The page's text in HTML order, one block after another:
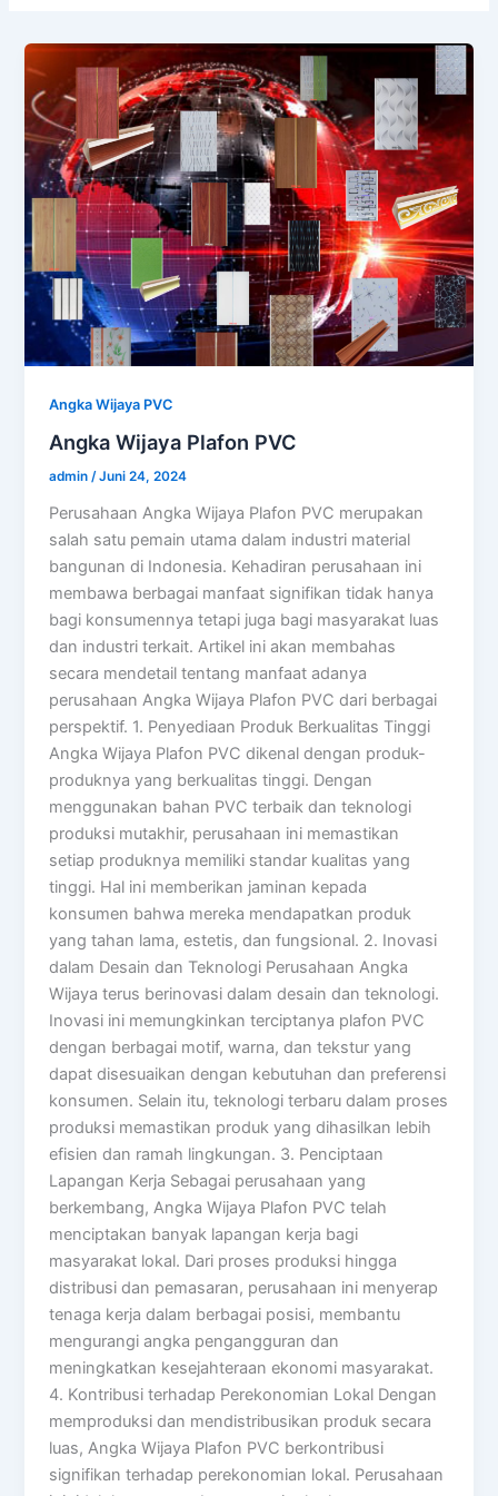
Angka Wijaya PVC
Angka Wijaya Plafon PVC
admin/Juni 24, 2024
Perusahaan Angka Wijaya Plafon PVC merupakan
salah satu pemain utama dalam industri material
bangunan di Indonesia. Kehadiran perusahaan ini
membawa berbagai manfaat signifikan tidak hanya
bagi konsumennya tetapi juga bagi masyarakat luas
dan industri terkait. Artikel ini akan membahas
secara mendetail tentang manfaat adanya
perusahaan Angka Wijaya Plafon PVC dari berbagai
perspektif. 1. Penyediaan Produk Berkualitas Tinggi
Angka Wijaya Plafon PVC dikenal dengan produk-
produknya yang berkualitas tinggi. Dengan
menggunakan bahan PVC terbaik dan teknologi
produksi mutakhir, perusahaan ini memastikan
setiap produknya memiliki standar kualitas yang
tinggi. Hal ini memberikan jaminan kepada
konsumen bahwa mereka mendapatkan produk
yang tahan lama, estetis, dan fungsional. 2. Inovasi
dalam Desain dan Teknologi Perusahaan Angka
Wijaya terus berinovasi dalam desain dan teknologi.
Inovasi ini memungkinkan terciptanya plafon PVC
dengan berbagai motif, warna, dan tekstur yang
dapat disesuaikan dengan kebutuhan dan preferensi
konsumen. Selain itu, teknologi terbaru dalam proses
produksi memastikan produk yang dihasilkan lebih
efisien dan ramah lingkungan. 3. Penciptaan
Lapangan Kerja Sebagai perusahaan yang
berkembang, Angka Wijaya Plafon PVC telah
menciptakan banyak lapangan kerja bagi
masyarakat lokal. Dari proses produksi hingga
distribusi dan pemasaran, perusahaan ini menyerap
tenaga kerja dalam berbagai posisi, membantu
mengurangi angka pengangguran dan
meningkatkan kesejahteraan ekonomi masyarakat.
4. Kontribusi terhadap Perekonomian Lokal Dengan
memproduksi dan mendistribusikan produk secara
luas, Angka Wijaya Plafon PVC berkontribusi
signifikan terhadap perekonomian lokal. Perusahaan